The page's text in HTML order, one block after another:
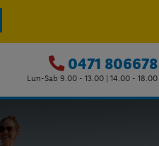
0471 806678
Lun-Sab 9.00 - 13.00 | 14.00 - 18.00